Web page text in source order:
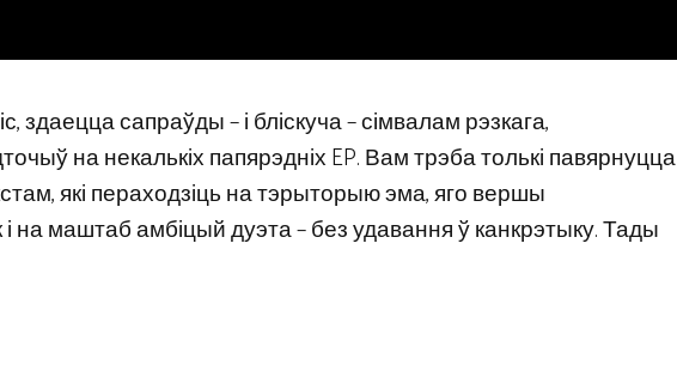
здаецца сапраўды – і бліскуча – сімвалам рэзкага,
на некалькіх папярэдніх EP. Вам трэба толькі павярнуцца
які пераходзіць на тэрыторыю эма, яго вершы
на маштаб амбіцый дуэта – без удавання ў канкрэтыку. Тады